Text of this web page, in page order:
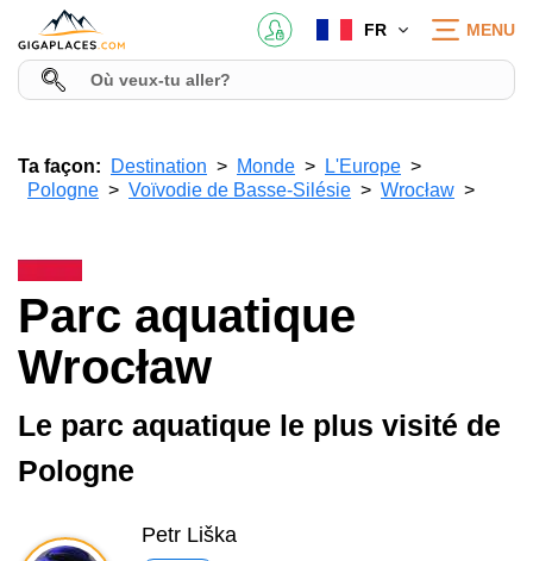
FR MENU
Ta façon: Destination Monde
L'Europe
Pologne
Voïvodie de Basse-Silésie Wrocław
Parc aquatique
Wrocław
Le parc aquatique le plus visité de
Pologne
Petr Liška